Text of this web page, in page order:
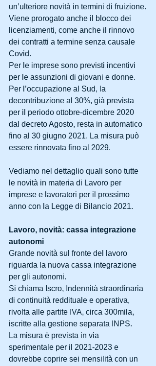
un’ulteriore novità in termini di fruizione.
Viene prorogato anche il blocco dei
licenziamenti, come anche il rinnovo
dei contratti a termine senza causale
Covid.
Per le imprese sono previsti incentivi
per le assunzioni di giovani e donne.
Per l’occupazione al Sud, la
decontribuzione al 30%, già prevista
per il periodo ottobre-dicembre 2020
dal decreto Agosto, resta in automatico
fino al 30 giugno 2021. La misura può
essere rinnovata fino al 2029.
Vediamo nel dettaglio quali sono tutte
le novità in materia di Lavoro per
imprese e lavoratori per il prossimo
anno con la Legge di Bilancio 2021.
Lavoro, novità: cassa integrazione
autonomi
Grande novità sul fronte del lavoro
riguarda la nuova cassa integrazione
per gli autonomi.
Si chiama Iscro, Indennità straordinaria
di continuità reddituale e operativa,
rivolta alle partite IVA, circa 300mila,
iscritte alla gestione separata INPS.
La misura è prevista in via
sperimentale per il 2021-2023 e
dovrebbe coprire sei mensilità con un